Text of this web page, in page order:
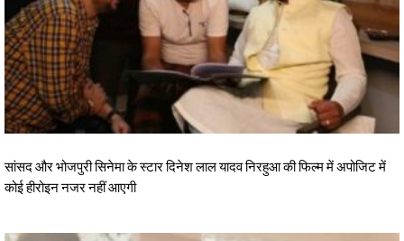
सांसद और भोजपुरी सिनेमा के स्टार दिनेश लाल यादव निरहुआ की फिल्म में अपोजिट में
कोई हीरोइन नजर नहीं आएगी